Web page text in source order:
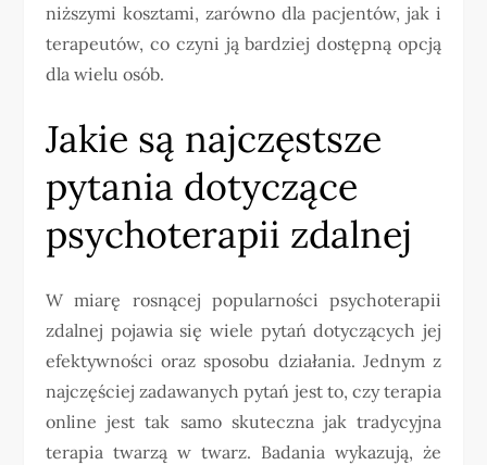
niższymi kosztami, zarówno dla pacjentów, jak i
terapeutów, co czyni ją bardziej dostępną opcją
dla wielu osób.
Jakie są najczęstsze
pytania dotyczące
psychoterapii zdalnej
W miarę rosnącej popularności psychoterapii
zdalnej pojawia się wiele pytań dotyczących jej
efektywności oraz sposobu działania. Jednym z
najczęściej zadawanych pytań jest to, czy terapia
online jest tak samo skuteczna jak tradycyjna
terapia twarzą w twarz. Badania wykazują, że